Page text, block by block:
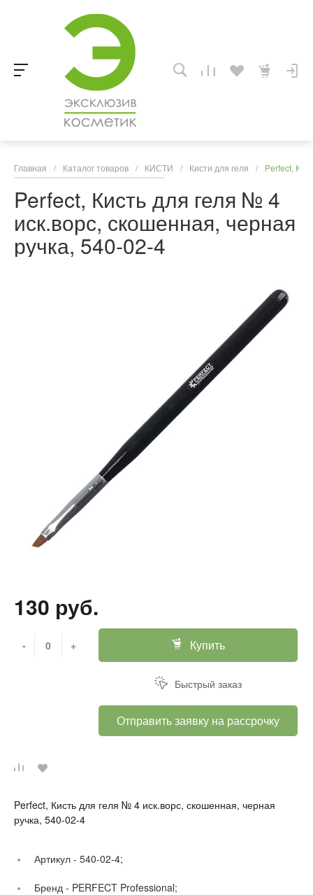
Главная / Каталог товаров / КИСТИ / Кисти для геля / Perfect,
Perfect, Кисть для геля № 4
иск.ворс, скошенная, черная
ручка, 540-02-4
130 руб.
- + Купить
Быстрый заказ
Отправить заявку на рассрочку
Perfect, Кисть для геля № 4 иск.ворс, скошенная, черная
ручка, 540-02-4
Артикул - 540-02-4;
Бренд - PERFECT Professional;